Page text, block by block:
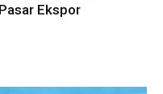
Ekspor